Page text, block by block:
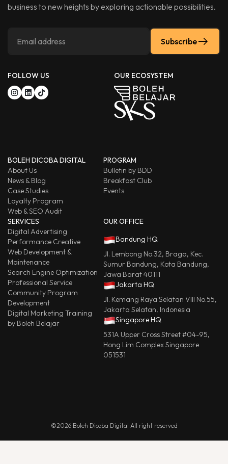
business to new heights by exploring actionable possibilities.
Subscribe
FOLLOW US OUR ECOSYSTEM
BOLEH DICOBA DIGITAL
About Us
News & Blog
Case Studies
Loyalty Program
Web & SEO Audit
PROGRAM
Bulletin by BDD
Breakfast Club
Events
SERVICES
Digital Advertising
Performance Creative
Web Development &
Maintenance
Search Engine Optimization
Professional Service
Community Program
Development
Digital Marketing Training
by Boleh Belajar
OUR OFFICE
Bandung HQ
Jl. Lembong No.32, Braga, Kec.
Sumur Bandung, Kota Bandung,
Jawa Barat 40111
Jakarta HQ
Jl. Kemang Raya Selatan VIII No.55,
Jakarta Selatan, Indonesia
Singapore HQ
531A Upper Cross Street #04-95,
Hong Lim Complex Singapore
051531
©2026 Boleh Dicoba Digital All right reserved